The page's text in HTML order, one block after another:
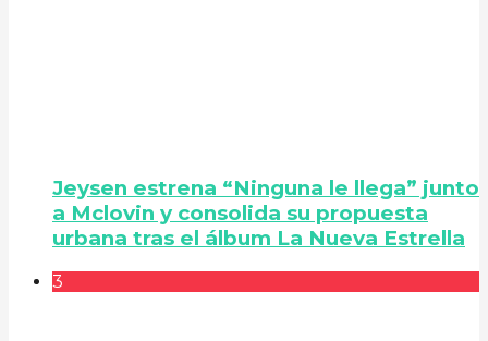
Jeysen estrena “Ninguna le llega” junto
a Mclovin y consolida su propuesta
urbana tras el álbum La Nueva Estrella
3